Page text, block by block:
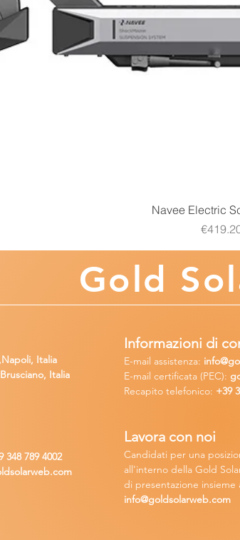
Quick
Navee Electric
Price
Gold
Italia
Italia
348 789 4002
eb.com
Lavora con noi
Candidati per una
all'interno della Gold
di presentazione insieme
info@goldsolarweb.com
Informazioni di
E-mail assistenza: info
E-mail certificata (PEC):
Recapito telefonico: +39